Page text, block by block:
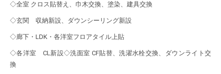
◇全室 クロス貼替え、巾木交換、塗染、建具交換
◇玄関 収納新設、ダウンシーリング新設
◇廊下・LDK・各洋室フロアタイル上貼
◇各洋室 CL新設◇洗面室 CF貼替、洗濯水栓交換、ダウンライト交
換